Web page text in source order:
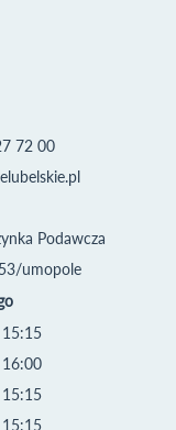
72 00
Podawcza
umopole